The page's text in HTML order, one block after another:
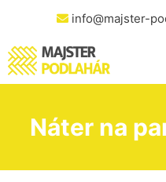
info@majster-
Náter na